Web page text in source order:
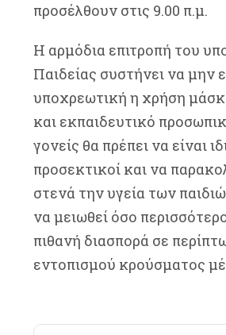
προσέλθουν στις 9.00 π.μ.
Η αρμόδια επιτροπή του
Παιδείας συστήνει να μην
υποχρεωτική η χρήση
και εκπαιδευτικό
γονείς θα πρέπει να είναι
προσεκτικοί και να
στενά την υγεία των
να μειωθεί όσο
πιθανή διασπορά σε
εντοπισμού κρούσματος